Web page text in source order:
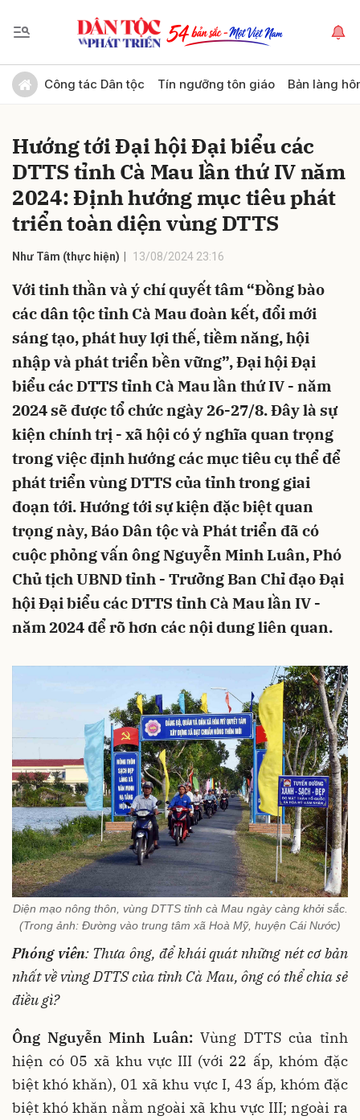
Công tác Dân tộc Tín ngưỡng tôn giáo Bản làng
Hướng tới Đại hội Đại biểu các
DTTS tỉnh Cà Mau lần thứ IV năm
2024: Định hướng mục tiêu phát
triển toàn diện vùng DTTS
Như Tâm (thực hiện) 13/08/2024 23:16
Với tinh thần và ý chí quyết tâm “Đồng bào
các dân tộc tỉnh Cà Mau đoàn kết, đổi mới
sáng tạo, phát huy lợi thế, tiềm năng, hội
nhập và phát triển bền vững”, Đại hội Đại
biểu các DTTS tỉnh Cà Mau lần thứ IV - năm
2024 sẽ được tổ chức ngày 26-27/8. Đây là sự
kiện chính trị - xã hội có ý nghĩa quan trọng
trong việc định hướng các mục tiêu cụ thể để
phát triển vùng DTTS của tỉnh trong giai
đoạn tới. Hướng tới sự kiện đặc biệt quan
trọng này, Báo Dân tộc và Phát triển đã có
cuộc phỏng vấn ông Nguyễn Minh Luân, Phó
Chủ tịch UBND tỉnh - Trưởng Ban Chỉ đạo Đại
hội Đại biểu các DTTS tỉnh Cà Mau lần IV -
năm 2024 để rõ hơn các nội dung liên quan.
Diện mạo nông thôn, vùng DTTS tỉnh cà Mau ngày càng khởi sắc.
(Trong ảnh: Đường vào trung tâm xã Hoà Mỹ, huyện Cái Nước)
Phóng viên: Thưa ông, để khái quát những nét cơ bản
nhất về vùng DTTS của tỉnh Cà Mau, ông có thể chia sẻ
điều gì?
Ông Nguyễn Minh Luân: Vùng DTTS của tỉnh
hiện có 05 xã khu vực III (với 22 ấp, khóm đặc
biệt khó khăn), 01 xã khu vực I, 43 ấp, khóm đặc
biệt khó khăn nằm ngoài xã khu vực III; ngoài ra
Gửi bình luận